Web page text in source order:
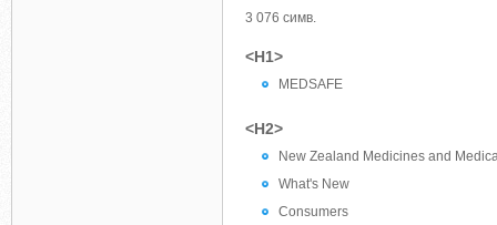
3 076 симв.
<H1>
MEDSAFE
<H2>
New Zealand Medicines and
What's New
Consumers